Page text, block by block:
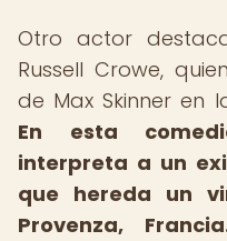
Otro actor
Russell Crowe,
de Max Skinner en
En esta
interpreta a un
que hereda un
Provenza,